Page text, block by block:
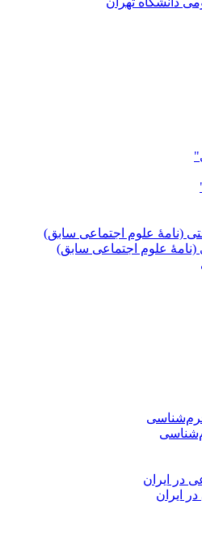
علوم اجتماعی سابق)
ایران